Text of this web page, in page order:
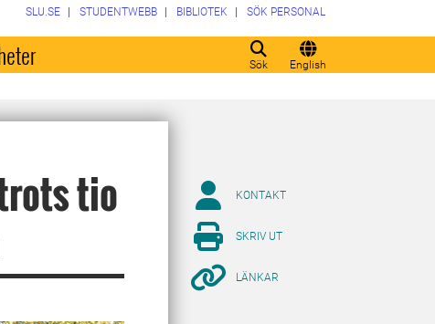
Sök English
SLU.SE STUDENTWEBB BIBLIOTEK SÖK PERSONAL
tio
KONTAKT
SKRIV UT
LÄNKAR